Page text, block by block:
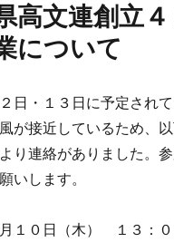
ー
然
活
動
研
交
高文連創立
について
日・１３日に予定され
が接近しているため、
り連絡がありました。
いします。
１０日（木） １３：